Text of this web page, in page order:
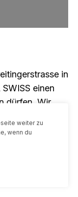
in
einen
dürfen. Wir
Jahr mit
weiter zu
wenn du